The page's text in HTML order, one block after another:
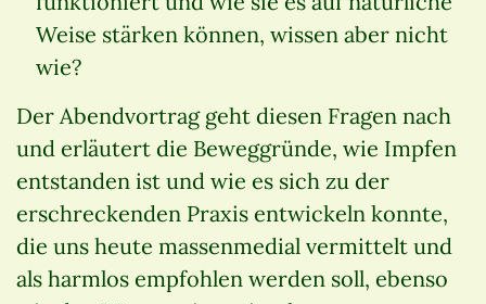
Weise stärken können, wissen aber nicht
wie?
Der Abendvortrag geht diesen Fragen nach
und erläutert die Beweggründe, wie Impfen
entstanden ist und wie es sich zu der
erschreckenden Praxis entwickeln konnte,
die uns heute massenmedial vermittelt und
als harmlos empfohlen werden soll, ebenso